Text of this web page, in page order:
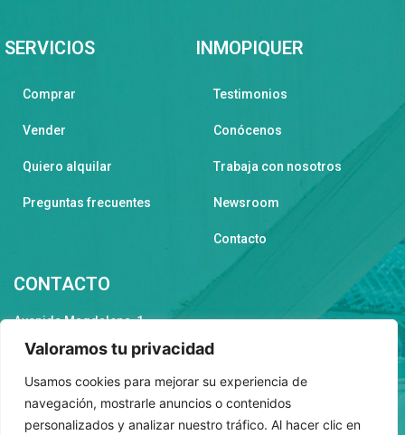
Valoramos tu privacidad
Usamos cookies para mejorar su experiencia de
navegación, mostrarle anuncios o contenidos
personalizados y analizar nuestro tráfico. Al hacer clic en
SERVICIOS
Comprar
Vender
Quiero alquilar
Preguntas frecuentes
INMOPIQUER
Testimonios
Conócenos
Trabaja con nosotros
Newsroom
Contacto
CONTACTO
Avenida Magdalena, 1,
46138, Rafelbunyol
inmopiquer@inmopiquer.com
(+34) 658 85 41 90